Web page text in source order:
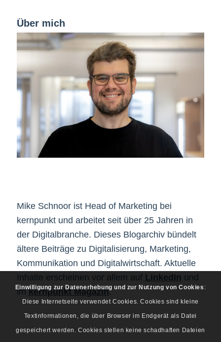
Über mich
Mike Schnoor ist Head of Marketing bei
kernpunkt und arbeitet seit über 25 Jahren in
der Digitalbranche. Dieses Blogarchiv bündelt
ältere Beiträge zu Digitalisierung, Marketing,
Kommunikation und Digitalwirtschaft. Aktuelle
Inhalte erscheinen vor allem auf LinkedIn und
imkernpunkt Magazin.
Einwilligung zur Datenerhebung und zur Nutzung von Cookies :
Diese Internetseite verwendet Cookies. Cookies sind kleine
Textinformationen, die über Browser im Endgerät als Datei
gespeichert werden. Cookies stellen keine schadhaften Dateien